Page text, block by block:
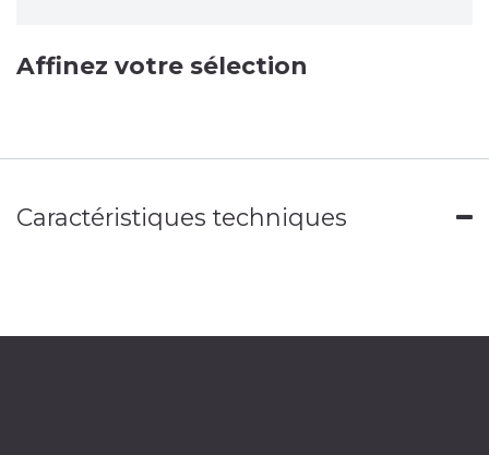
Affinez votre sélection
Caractéristiques techniques